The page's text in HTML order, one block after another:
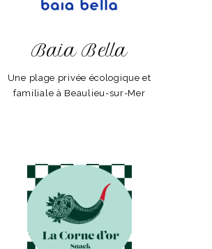
Baia Bella
Une plage privée écologique et
familiale à Beaulieu-sur-Mer